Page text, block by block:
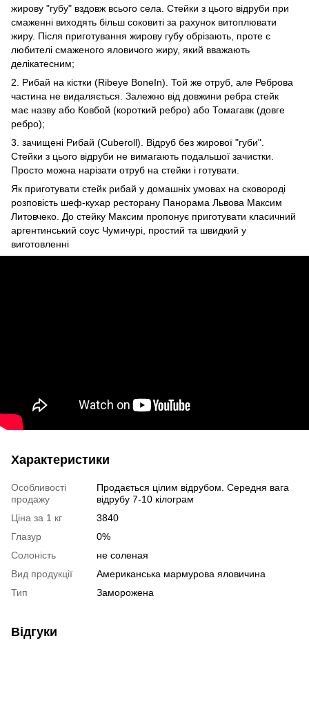
жирову "губу" вздовж всього села. Стейки з цього відруби при
смаженні виходять більш соковиті за рахунок витоплювати
жиру. Після приготування жирову губу обрізають, проте є
любителі смаженого яловичого жиру, який вважають
делікатесним;
2. Рибай на кістки (Ribeye BoneIn). Той же отруб, але Реброва
частина не видаляється. Залежно від довжини ребра стейк
має назву або Ковбой (короткий ребро) або Томагавк (довге
ребро);
3. зачищені Рибай (Cuberoll). Відруб без жирової "губи".
Стейки з цього відруби не вимагають подальшої зачистки.
Просто можна нарізати отруб на стейки і готувати.
Як приготувати стейк рибай у домашніх умовах на сковороді
розповість шеф-кухар ресторану Панорама Львова Максим
Литовчеко. До стейку Максим пропонує приготувати класичний
аргентинський соус Чумичурі, простий та швидкий у
виготовленні
Характеристики
Особливості
продажу
Продається цілим відрубом. Середня вага
відрубу 7-10 кілограм
Ціна за 1 кг
3840
Глазур
0%
Солоність
не соленая
Вид продукції
Американська мармурова яловичина
Тип
Заморожена
Відгуки